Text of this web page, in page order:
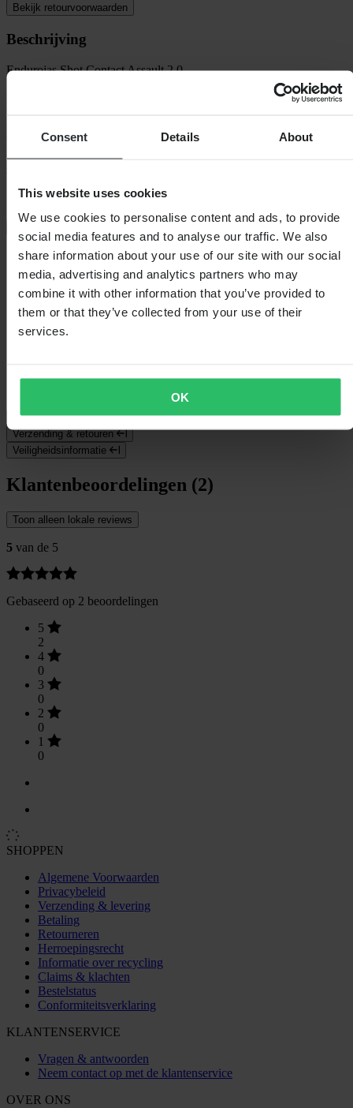
Consent Details About
This website uses cookies
We use cookies to personalise content and ads, to provide
social media features and to analyse our traffic. We also
share information about your use of our site with our social
media, advertising and analytics partners who may
combine it with other information that you’ve provided to
them or that they’ve collected from your use of their
services.
OK
Bekijk retourvoorwaarden
Beschrijving
Endurojas Shot Contact Assault 2.0
bewegingsvrijheid.
• Algemene constructie van polyester 600 Deniers voor comfort en
• Verwijderbare mouwen.
• Verstelbare
Volledige beschrijving weergeven
Specificaties
WaterdichtJa
Verpakkingslengte 395
Verpakkingsgewicht
Maattabel
Verzending & retouren
Veiligheidsinformatie
Klantenbeoordelingen (2)
Toon alleen lokale reviews
5 van de 5
Gebaseerd op 2 beoordelingen
5
2
4
0
3
0
2
0
1
0
SHOPPEN
Algemene Voorwaarden
Privacybeleid
Verzending & levering
Betaling
Retourneren
Herroepingsrecht
Informatie over recycling
Claims & klachten
Bestelstatus
Conformiteitsverklaring
KLANTENSERVICE
Vragen & antwoorden
Neem contact op met de klantenservice
OVER ONS